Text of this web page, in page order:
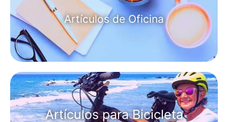
Artículos de Oficina
Artículos para Bicicleta